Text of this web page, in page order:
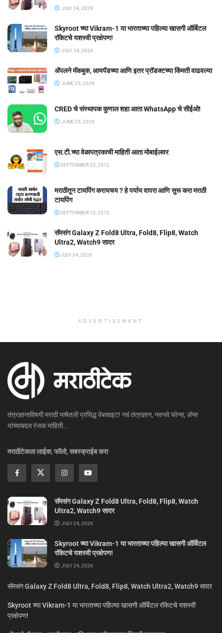
JULY 24, 2026
Skyroot च्या Vikram-1 या भारताच्या पहिल्या खासगी ऑर्बिटल
रॉकेटचे यशस्वी प्रक्षेपण!
JULY 24, 2026
ॲपलने मॅकबुक, आयपॅडच्या आणि इतर प्रॉडक्टच्या किंमती वाढवल्या
JUNE 25, 2026
CRED चे संस्थापक कुणाल शहा आता WhatsApp चे सीईओ!
JUNE 25, 2026
एस.टी.च्या वेळापत्रकाची माहिती आता मोबाईलवर
SEPTEMBER 25, 2012
मराठीतून टायपिंग करायचय ? हे पर्याय वापरा आणि सुरू करा मराठी
टायपिंग
SEPTEMBER 10, 2012
सॅमसंग Galaxy Z Fold8 Ultra, Fold8, Flip8, Watch
Ultra2, Watch9 सादर
JULY 24, 2026
ADVERTISEMENT
तंत्रज्ञानाविषयी मराठी भाषेतली प्रसिद्ध वेबसाइट! नवं तंत्रज्ञान, नवनवे फोन्स, ॲप्स
यांच्याबद्दल रंजक माहिती...
मराठीटेकला लाईक, फॉलो, सबस्क्राईब करा
सॅमसंग Galaxy Z Fold8 Ultra, Fold8, Flip8, Watch
Ultra2, Watch9 सादर
JULY 24, 2026
Skyroot च्या Vikram-1 या भारताच्या पहिल्या खासगी ऑर्बिटल
रॉकेटचे यशस्वी प्रक्षेपण!
JULY 24, 2026
सॅमसंग Galaxy Z Fold8 Ultra, Fold8, Flip8, Watch Ultra2, Watch9 सादर
Skyroot च्या Vikram-1 या भारताच्या पहिल्या खासगी ऑर्बिटल रॉकेटचे यशस्वी
प्रक्षेपण!